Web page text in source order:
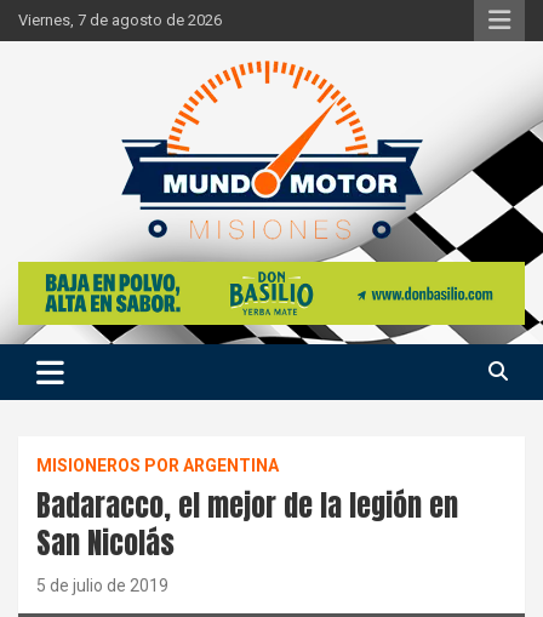
Skip
to
Viernes, 7 de agosto de 2026
Mundo Motor Misiones
Si hay ruido de motores ahí estaremos
MISIONEROS POR ARGENTINA
Badaracco, el mejor de la legión en
San Nicolás
5 de julio de 2019